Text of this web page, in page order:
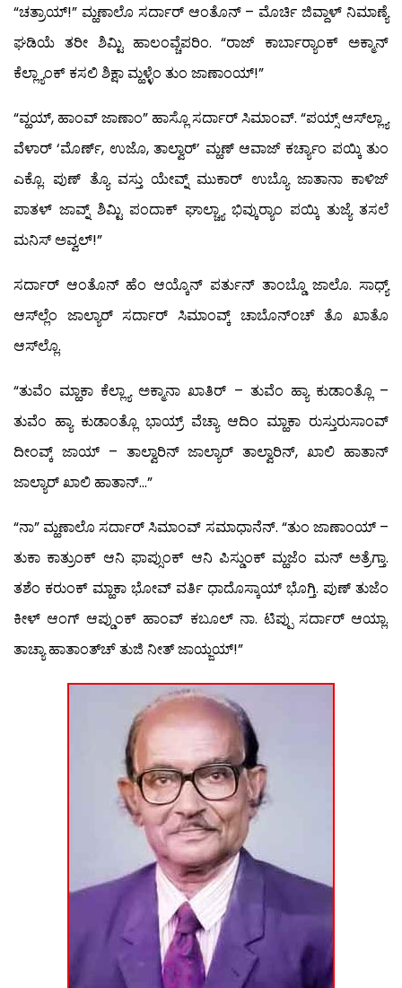
“ಚತ್ರಾಯ್!” ಮ್ಹಣಾಲೊ ಸರ್ದಾರ್ ಆಂತೊನ್ – ಮೊರ್ಚಿ ಜಿವ್ದಾಳ್ ನಿಮಾಣ್ಯೆ
ಘಡಿಯೆ ತರೀ ಶಿಮ್ಟಿ ಹಾಲಂವ್ಚೆಪರಿಂ. “ರಾಜ್ ಕಾರ್ಬಾರ್‍ಯಾಂಕ್ ಅಕ್ಮಾನ್
ಕೆಲ್ಲ್ಯಾಂಕ್ ಕಸಲಿ ಶಿಕ್ಷಾ ಮ್ಹಳ್ಳೆಂ ತುಂ ಜಾಣಾಂಯ್!”
“ವ್ಹಯ್, ಹಾಂವ್ ಜಾಣಾಂ” ಹಾಸ್ಲೊ ಸರ್ದಾರ್ ಸಿಮಾಂವ್. “ಪಯ್ಸ್ ಆಸ್‍ಲ್ಲ್ಯಾ
ವೆಳಾರ್ ‘ಮೊರ್ಣ್, ಉಜೊ, ತಾಲ್ವಾರ್’ ಮ್ಹಣ್ ಆವಾಜ್ ಕರ್ಚ್ಯಾಂ ಪಯ್ಕಿ ತುಂ
ಎಕ್ಲೊ. ಪುಣ್ ತ್ಯೊ ವಸ್ತು ಯೇವ್ನ್ ಮುಕಾರ್ ಉಬ್ಯೊ ಜಾತಾನಾ ಕಾಳಿಜ್
ಪಾತಳ್ ಜಾವ್ನ್ ಶಿಮ್ಟಿ ಪಂದಾಕ್ ಘಾಲ್ಚ್ಯಾ ಭಿವ್ಕುರ್‍ಯಾಂ ಪಯ್ಕಿ ತುಜ್ಯೆ ತಸಲೆ
ಮನಿಸ್ ಅವ್ವಲ್!”
ಸರ್ದಾರ್ ಆಂತೊನ್ ಹೆಂ ಆಯ್ಕೊನ್ ಪರ್ತುನ್ ತಾಂಬ್ಡೊ ಜಾಲೊ. ಸಾಧ್ಯ್
ಆಸ್‍ಲ್ಲೆಂ ಜಾಲ್ಯಾರ್ ಸರ್ದಾರ್ ಸಿಮಾಂವ್ಕ್ ಚಾಬೊನ್‍ಂಚ್ ತೊ ಖಾತೊ
ಆಸ್‍ಲ್ಲೊ.
“ತುವೆಂ ಮ್ಹಾಕಾ ಕೆಲ್ಲ್ಯಾ ಅಕ್ಮಾನಾ ಖಾತಿರ್ – ತುವೆಂ ಹ್ಯಾ ಕುಡಾಂತ್ಲೊ –
ತುವೆಂ ಹ್ಯಾ ಕುಡಾಂತ್ಲೊ ಭಾಯ್ರ್ ವೆಚ್ಯಾ ಆದಿಂ ಮ್ಹಾಕಾ ರುಸ್ತುರುಸಾಂವ್
ದೀಂವ್ಕ್ ಜಾಯ್ – ತಾಲ್ವಾರಿನ್ ಜಾಲ್ಯಾರ್ ತಾಲ್ವಾರಿನ್, ಖಾಲಿ ಹಾತಾನ್
ಜಾಲ್ಯಾರ್ ಖಾಲಿ ಹಾತಾನ್…”
“ನಾ” ಮ್ಹಣಾಲೊ ಸರ್ದಾರ್ ಸಿಮಾಂವ್ ಸಮಾಧಾನೆನ್. “ತುಂ ಜಾಣಾಂಯ್ –
ತುಕಾ ಕಾತ್ರುಂಕ್ ಆನಿ ಫಾಪ್ಸುಂಕ್ ಆನಿ ಪಿಸ್ಡುಂಕ್ ಮ್ಹಜೆಂ ಮನ್ ಅತ್ರೆಗ್ತಾ.
ತಶೆಂ ಕರುಂಕ್ ಮ್ಹಾಕಾ ಭೋವ್ ವರ್ತಿ ಧಾದೊಸ್ಕಾಯ್ ಭೊಗ್ತಿ. ಪುಣ್ ತುಜೆಂ
ಕೀಳ್ ಆಂಗ್ ಆಪ್ಡುಂಕ್ ಹಾಂವ್ ಕಬೂಲ್ ನಾ. ಟಿಪ್ಪು ಸರ್ದಾರ್ ಆಯ್ಲಾ.
ತಾಚ್ಯಾ ಹಾತಾಂತ್‍ಚ್ ತುಜಿ ನೀತ್ ಜಾಯ್ಜಯ್!”